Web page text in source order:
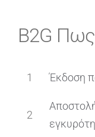
B2G Πως
1 Έκδοση
2